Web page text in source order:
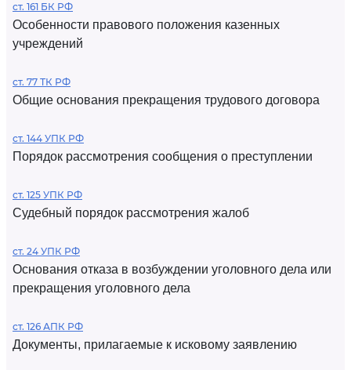
ст. 161 БК РФ
Особенности правового положения казенных
учреждений
ст. 77 ТК РФ
Общие основания прекращения трудового договора
ст. 144 УПК РФ
Порядок рассмотрения сообщения о преступлении
ст. 125 УПК РФ
Судебный порядок рассмотрения жалоб
ст. 24 УПК РФ
Основания отказа в возбуждении уголовного дела или
прекращения уголовного дела
ст. 126 АПК РФ
Документы, прилагаемые к исковому заявлению